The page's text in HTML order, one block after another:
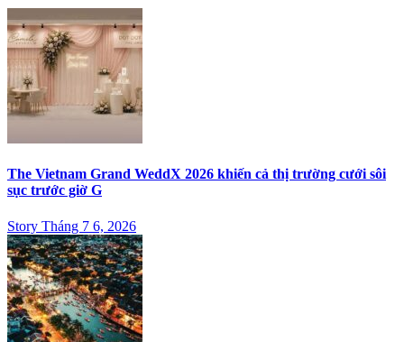
The Vietnam Grand WeddX 2026 khiến cả thị trường cưới sôi
sục trước giờ G
Story Tháng 7 6, 2026